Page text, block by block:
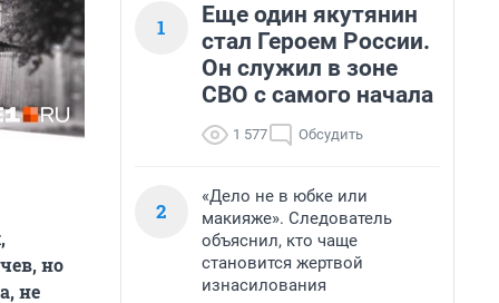
но
не
1
Еще один якутянин
стал Героем России.
Он служил в зоне
СВО с самого начала
1 577 Обсудить
2
«Дело не в юбке или
макияже». Следователь
объяснил, кто чаще
становится жертвой
изнасилования